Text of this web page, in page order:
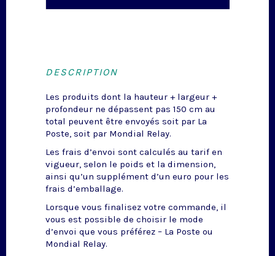
DESCRIPTION
Les produits dont la hauteur + largeur +
profondeur ne dépassent pas 150 cm au
total peuvent être envoyés soit par La
Poste, soit par Mondial Relay.
Les frais d’envoi sont calculés au tarif en
vigueur, selon le poids et la dimension,
ainsi qu’un supplément d’un euro pour les
frais d’emballage.
Lorsque vous finalisez votre commande, il
vous est possible de choisir le mode
d’envoi que vous préférez – La Poste ou
Mondial Relay.